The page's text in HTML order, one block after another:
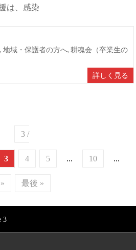
は、感染
,地域・保護者の方へ,耕魂会（卒業生の
詳しく見る
3 /
3 4 5 ... 10 ...
» 最後 »
3